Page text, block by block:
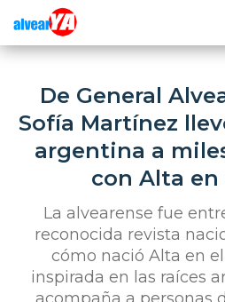
De General
Sofía Martínez
argentina a
con Alta en
La alvearense fue
reconocida revista
cómo nació Alta en
inspirada en las raíces